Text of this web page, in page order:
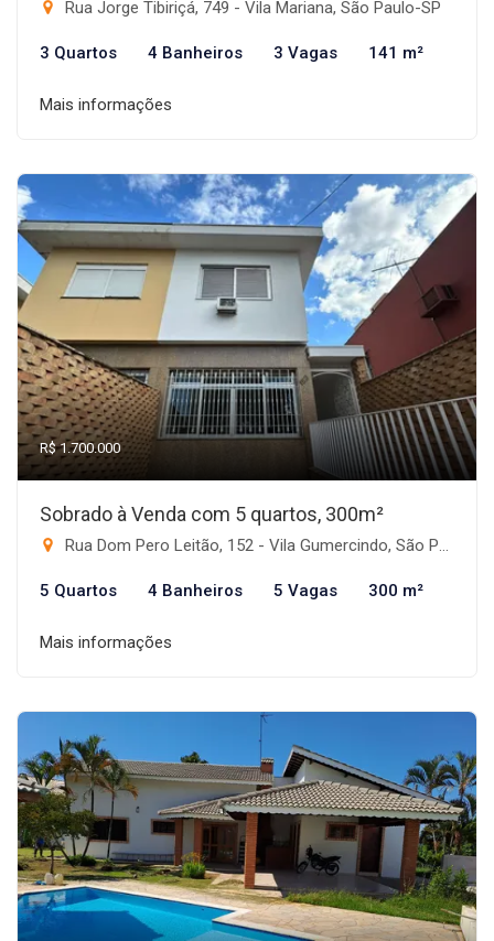
Rua Jorge Tibiriçá, 749 - Vila Mariana, São Paulo-SP
3 Quartos 4 Banheiros 3 Vagas 141 m²
Mais informações
R$ 1.700.000
Sobrado à Venda com 5 quartos, 300m²
Rua Dom Pero Leitão, 152 - Vila Gumercindo, São Paulo-SP
5 Quartos 4 Banheiros 5 Vagas 300 m²
Mais informações